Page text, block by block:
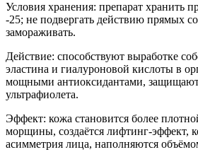
Условия хранения: препарат хранить
-25; не подвергать действию прямых
замораживать.
Действие: способствуют выработке
эластина и гиалуроновой кислоты в
мощными антиоксидантами,
ультрафиолета.
Эффект: кожа становится более
морщины, создаётся лифтинг-эффект,
асимметрия лица, наполняются